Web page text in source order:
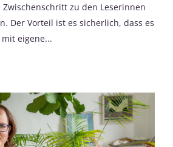
Zwischenschritt zu den Leserinnen
Der Vorteil ist es sicherlich, dass es
eigene...